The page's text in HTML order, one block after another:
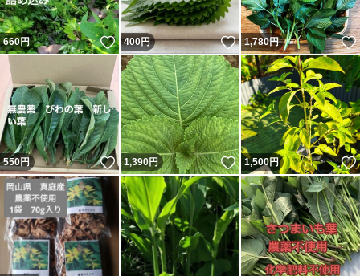
660円 いいね！
400円 いいね！
1,780円
550円 いいね！
1,390円 いいね！
1,500円